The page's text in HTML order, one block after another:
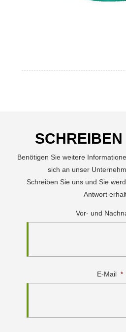
Benötigen Sie weitere
sich an unser
Schreiben Sie uns und Sie
Antwort
Vor- und
E-Mail *